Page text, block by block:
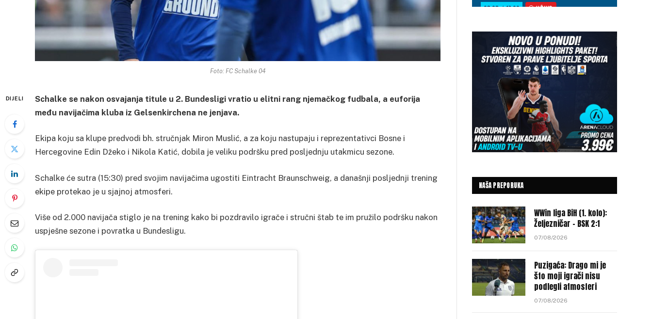
Foto: FC Schalke 04
DIJELI
Schalke se nakon osvajanja titule u 2. Bundesligi vratio u elitni rang njemačkog fudbala, a euforija
među navijačima kluba iz Gelsenkirchena ne jenjava.
Ekipa koju sa klupe predvodi bh. stručnjak Miron Muslić, a za koju nastupaju i reprezentativci Bosne i
Hercegovine Edin Džeko i Nikola Katić, dobila je veliku podršku pred posljednju utakmicu sezone.
Schalke će sutra (15:30) pred svojim navijačima ugostiti Eintracht Braunschweig, a današnji posljednji trening
ekipe protekao je u sjajnoj atmosferi.
Više od 2.000 navijača stiglo je na trening kako bi pozdravilo igrače i stručni štab te im pružilo podršku nakon
uspješne sezone i povratka u Bundesligu.
NAŠA PREPORUKA
WWin liga BiH (1. kolo):
Željezničar – BSK 2:1
07/08/2026
Puzigaća: Drago mi je
što moji igrači nisu
podlegli atmosferi
07/08/2026